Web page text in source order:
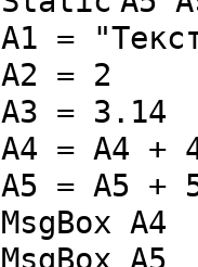
A1 =
A2 = 2
A3 = 3.14
A4 = A4 +
A5 = A5 +
MsgBox A4
MsgBox A5